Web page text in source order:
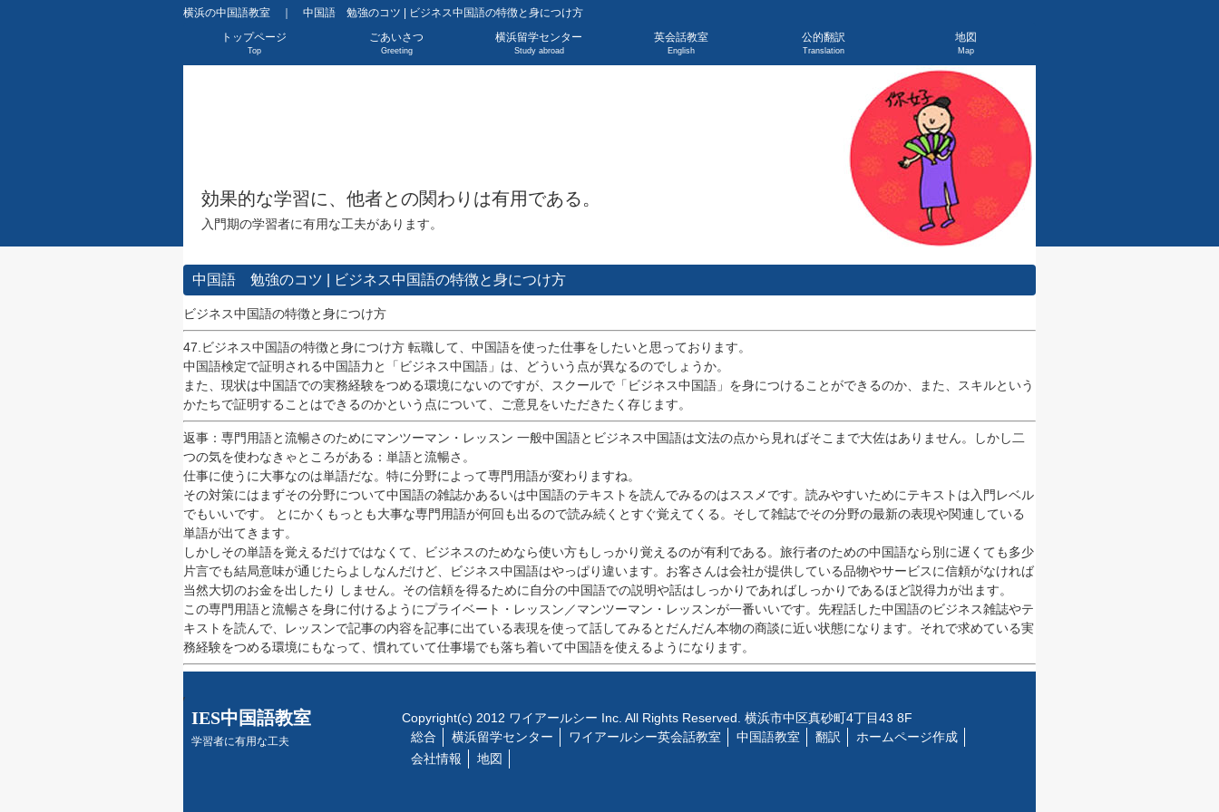
横浜の中国語教室 ｜ 中国語 勉強のコツ | ビジネス中国語の特徴と身につけ方
トップページ
Top
ごあいさつ
Greeting
横浜留学センター
Study abroad
英会話教室
English
公的翻訳
Translation
地図
Map
効果的な学習に、他者との関わりは有用である。
入門期の学習者に有用な工夫があります。
中国語 勉強のコツ | ビジネス中国語の特徴と身につけ方
ビジネス中国語の特徴と身につけ方
47.ビジネス中国語の特徴と身につけ方 転職して、中国語を使った仕事をしたいと思っております。
中国語検定で証明される中国語力と「ビジネス中国語」は、どういう点が異なるのでしょうか。
また、現状は中国語での実務経験をつめる環境にないのですが、スクールで「ビジネス中国語」を身につけることができるのか、また、スキルという
かたちで証明することはできるのかという点について、ご意見をいただきたく存じます。
返事：専門用語と流暢さのためにマンツーマン・レッスン 一般中国語とビジネス中国語は文法の点から見ればそこまで大佐はありません。しかし二
つの気を使わなきゃところがある：単語と流暢さ。
仕事に使うに大事なのは単語だな。特に分野によって専門用語が変わりますね。
その対策にはまずその分野について中国語の雑誌かあるいは中国語のテキストを読んでみるのはススメです。読みやすいためにテキストは入門レベル
でもいいです。 とにかくもっとも大事な専門用語が何回も出るので読み続くとすぐ覚えてくる。そして雑誌でその分野の最新の表現や関連している
単語が出てきます。
しかしその単語を覚えるだけではなくて、ビジネスのためなら使い方もしっかり覚えるのが有利である。旅行者のための中国語なら別に遅くても多少
片言でも結局意味が通じたらよしなんだけど、ビジネス中国語はやっぱり違います。お客さんは会社が提供している品物やサービスに信頼がなければ
当然大切のお金を出したり しません。その信頼を得るために自分の中国語での説明や話はしっかりであればしっかりであるほど説得力が出ます。
この専門用語と流暢さを身に付けるようにプライベート・レッスン／マンツーマン・レッスンが一番いいです。先程話した中国語のビジネス雑誌やテ
キストを読んで、レッスンで記事の内容を記事に出ている表現を使って話してみるとだんだん本物の商談に近い状態になります。それで求めている実
務経験をつめる環境にもなって、慣れていて仕事場でも落ち着いて中国語を使えるようになります。
y
IES中国語教室
学習者に有用な工夫
Copyright(c) 2012 ワイアールシー Inc. All Rights Reserved. 横浜市中区真砂町4丁目43 8F
総合
横浜留学センター ワイアールシー英会話教室 中国語教室 翻訳
ホームページ作成
会社情報
地図